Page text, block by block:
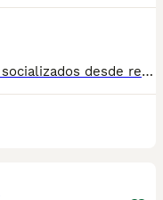
Criados en el mejor ambiente. Muy socializados desde recien nacidos Con todo en regla. Se entregan con todo el protocolo sanitario al día, cartilla, vacunas pertinentes a la edad, desparasitaciones internas y externas, contrato y garantías. Puede conocernos en altodelpago.es o en instagram @altodelpago Tlf y whastapp 679 67 30 10 Instalaciones en plena naturaleza. visitanos cualquier dia del año